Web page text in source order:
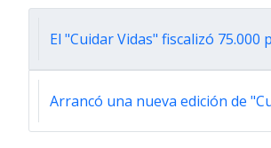
El "Cuidar Vidas" fiscalizó
Arrancó una nueva edición de